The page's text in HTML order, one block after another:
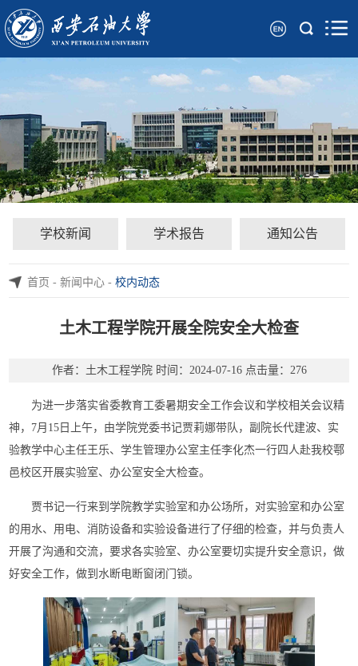
学校新闻 学术报告 通知公告
首页-新闻中心-校内动态
土木工程学院开展全院安全大检查
作者：土木工程学院 时间：2024-07-16 点击量： 276
为进一步落实省委教育工委暑期安全工作会议和学校相关会议精
神，7月15日上午，由学院党委书记贾莉娜带队，副院长代建波、实
验教学中心主任王乐、学生管理办公室主任李化杰一行四人赴我校鄠
邑校区开展实验室、办公室安全大检查。
贾书记一行来到学院教学实验室和办公场所，对实验室和办公室
的用水、用电、消防设备和实验设备进行了仔细的检查，并与负责人
开展了沟通和交流，要求各实验室、办公室要切实提升安全意识，做
好安全工作，做到水断电断窗闭门锁。